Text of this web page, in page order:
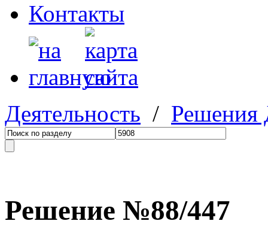
Контакты
Деятельность /
Решение №88/447